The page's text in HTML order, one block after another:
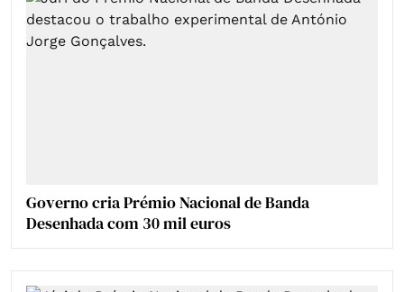
Governo cria Prémio Nacional de Banda
Desenhada com 30 mil euros